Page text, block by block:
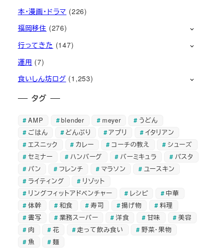
本・漫画・ドラマ (226)
福岡移住 (276)
行ってきた (147)
運用 (7)
食いしん坊ログ (1,253)
タグ
AMP blender meyer
うどん
ごはん
どんぶり アプリ
イタリアン
エスニック
カレー コーチの教え
シューズ
セミナー
ハンバーグ バーミキュラ
パスタ
パン
フレンチ マラソン
ユースキン
ライティング
リゾット
リングフィットアドベンチャー
レシピ
中華
体幹
和食 寿司 揚げ物
料理
書写
業務スーパー 洋食 甘味
美容
肉
花 走って飲み食い
野菜・果物
魚
麺